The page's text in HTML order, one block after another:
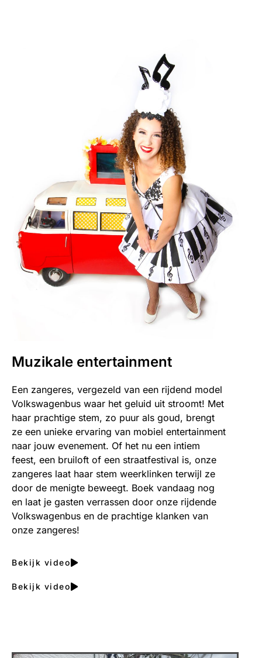
Muzikale entertainment
Een zangeres, vergezeld van een rijdend model
Volkswagenbus waar het geluid uit stroomt! Met
haar prachtige stem, zo puur als goud, brengt
ze een unieke ervaring van mobiel entertainment
naar jouw evenement. Of het nu een intiem
feest, een bruiloft of een straatfestival is, onze
zangeres laat haar stem weerklinken terwijl ze
door de menigte beweegt. Boek vandaag nog
en laat je gasten verrassen door onze rijdende
Volkswagenbus en de prachtige klanken van
onze zangeres!
Bekijk video
Bekijk video